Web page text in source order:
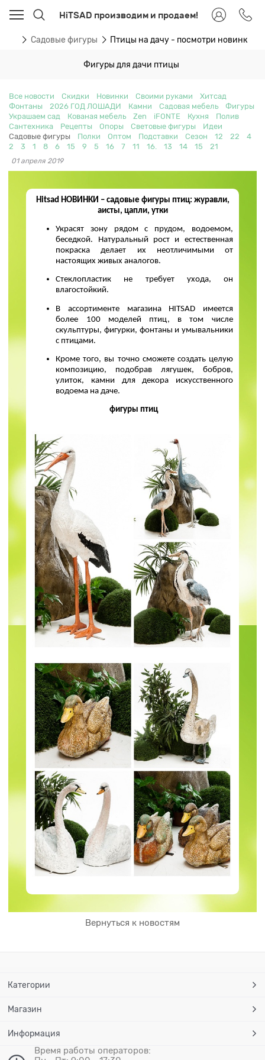
HiTSAD производим и продаем!
Садовые фигуры Птицы на дачу - посмотри новинки
Фигуры для дачи птицы
Все новости Скидки Новинки Своими руками
Хитсад
Фонтаны
2026 ГОД ЛОШАДИ Камни Садовая мебель
Фигуры
Украшаем сад
Кованая мебель Zen iFONTE Кухня
Полив
Сантехника
Рецепты Опоры Световые фигуры
Идеи
Садовые фигуры
Полки Оптом Подставки Сезон 12 22
4
2
3 1 8 6 15 9 5 16 7 11 16. 13 14 15 21
01 апреля 2019
Hitsad НОВИНКИ – садовые фигуры птиц: журавли,
аисты, цапли, утки
Украсят зону рядом с прудом, водоемом,
беседкой. Натуральный рост и естественная
покраска делает их неотличимыми от
настоящих живых аналогов.
Стеклопластик не требует ухода, он
влагостойкий.
В ассортименте магазина HITSAD имеется
более 100 моделей птиц, в том числе
скульптуры, фигурки, фонтаны и умывальники
с птицами.
Кроме того, вы точно сможете создать целую
композицию, подобрав лягушек, бобров,
улиток, камни для декора искусственного
водоема на даче.
фигуры птиц
Вернуться к новостям
Категории
Магазин
Информация
Время работы операторов: